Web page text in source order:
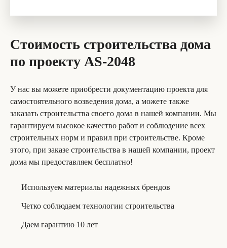
Стоимость строительства дома
по проекту AS-2048
У нас вы можете приобрести документацию проекта для
самостоятельного возведения дома, а можете также
заказать строительства своего дома в нашей компании. Мы
гарантируем высокое качество работ и соблюдение всех
строительных норм и правил при строительстве. Кроме
этого, при заказе строительства в нашей компании, проект
дома мы предоставляем бесплатно!
Используем материалы надежных брендов
Четко соблюдаем технологии строительства
Даем гарантию 10 лет